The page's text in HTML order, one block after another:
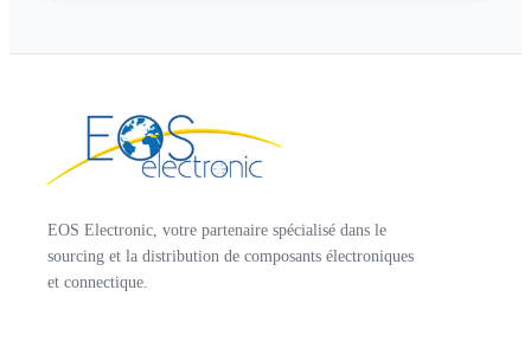
EOS Electronic, votre partenaire spécialisé dans le
sourcing et la distribution de composants électroniques
et connectique.